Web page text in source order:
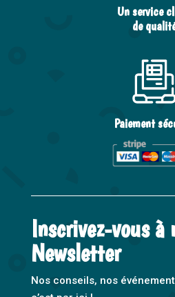
Un service
de
Paiement
Inscrivez-vous à
Newsletter
Nos conseils, nos